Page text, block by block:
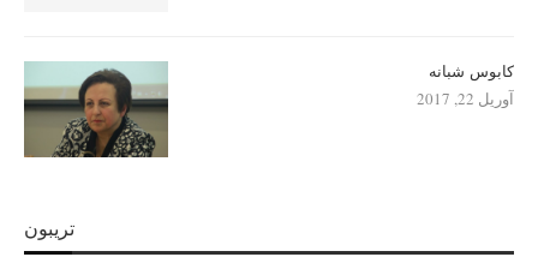
کابوس شبانه
آوریل 22, 2017
تریبون